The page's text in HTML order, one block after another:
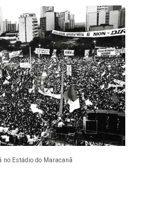
no Estádio do Maracanã